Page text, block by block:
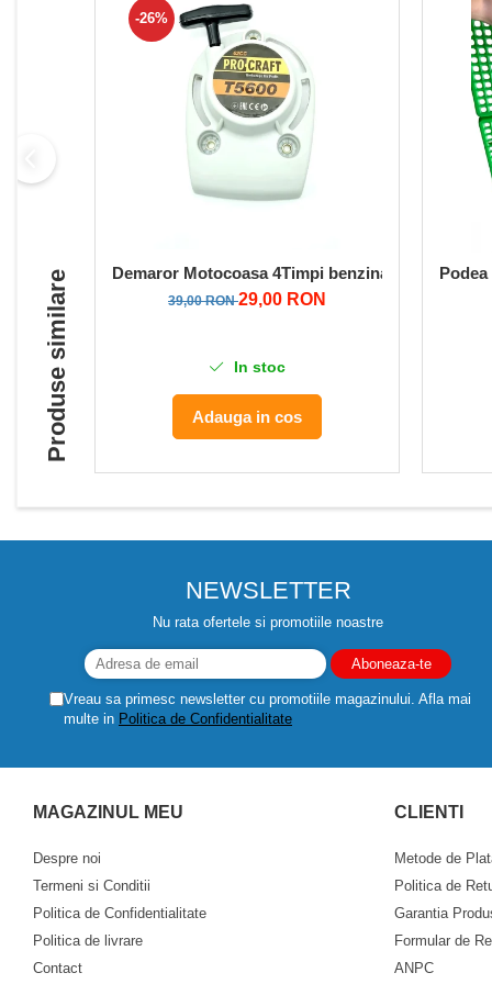
Despicatoare de lemne
Produse similare
-26%
Demaror Motocoasa 4Timpi benzina Tip Procraft
39,00 RON29,00 RON
In stoc
Adauga in cos
NEWSLETTER
Nu rata ofertele si promotiile noastre
Vreau sa primesc newsletter cu promotiile magazinului. Afla mai
multe in Politica de Confidentialitate
MAGAZINUL MEU
Despre noi
Termeni si Conditii
Politica de Confidentialitate
Politica de livrare
Contact
CLIENTI
Metode de
Politica de
Garantia
Formular de
ANPC